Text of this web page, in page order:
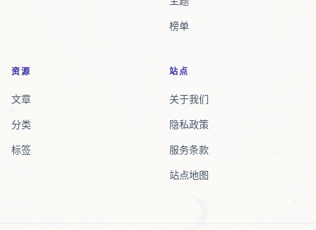
榜单
资源
文章
分类
标签
站点
关于我们
隐私政策
服务条款
站点地图